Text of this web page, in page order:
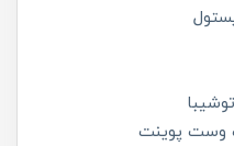
وست پوینت